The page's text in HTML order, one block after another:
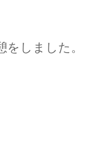
しました。